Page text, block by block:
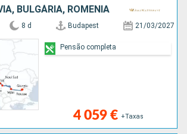
BULGÁRIA, ROMÊNIA
8 d Budapest 21/03/2027
4 059 € +Taxas
Pensão completa